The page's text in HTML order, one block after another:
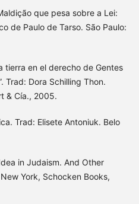
que pesa sobre a Lei:
de Paulo de Tarso. São Paulo:
tierra en el derecho de Gentes
Trad: Dora Schilling Thon.
& Cía., 2005.
Trad: Elisete Antoniuk. Belo
in Judaism. And Other
York, Schocken Books,